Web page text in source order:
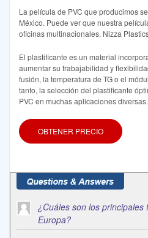
La película de PVC que producimos
México. Puede ver que nuestra
oficinas multinacionales. Nizza
El plastificante es un material
aumentar su trabajabilidad y
fusión, la temperatura de TG o el
tanto, la selección del plastificante
PVC en muchas aplicaciones
OBTENER PRECIO
¿Cuáles son los principales
Europa?